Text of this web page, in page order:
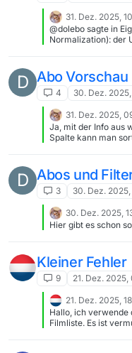
Was mir aber
Bilder gleichzeitig
so sehr auffallen
aber sowieso zu
ist durch die
wenn man das
könnte. Die Ränder
auch das Problem
auch an der
31. Dez. 2025,
@dolebo sagte in
Normalization): der User Entscheidet Fall für Fall Zumindest
runtergeladen
D Abo Vorschau
4 30. Dez. 2025,
31. Dez. 2025,
Ja, mit der Info aus
Spalte kann man
D Abos und
3 30. Dez. 2025,
30. Dez. 2025,
Hier gibt es schon
Kleiner Fehler
9 21. Dez. 2025,
21. Dez. 2025,
Hallo, ich verwende
Filmliste. Es ist